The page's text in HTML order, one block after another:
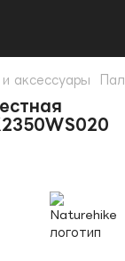
и аксессуары